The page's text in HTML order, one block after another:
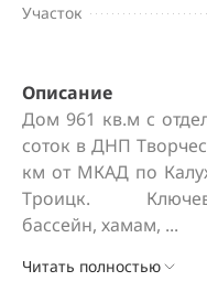
Участок
Описание
Дом 961 кв.м с
соток в ДНП
км от МКАД по
Троицк.
бассейн, хамам, ...
Читать полностью